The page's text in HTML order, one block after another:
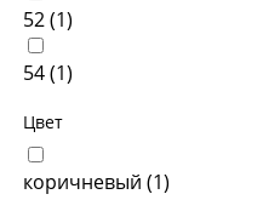
52 (1)
54 (1)
Цвет
коричневый (1)